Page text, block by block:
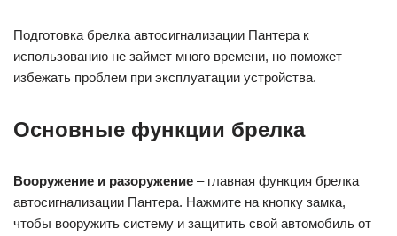
Подготовка брелка автосигнализации Пантера к
использованию не займет много времени, но поможет
избежать проблем при эксплуатации устройства.
Основные функции брелка
Вооружение и разоружение – главная функция брелка
автосигнализации Пантера. Нажмите на кнопку замка,
чтобы вооружить систему и защитить свой автомобиль от